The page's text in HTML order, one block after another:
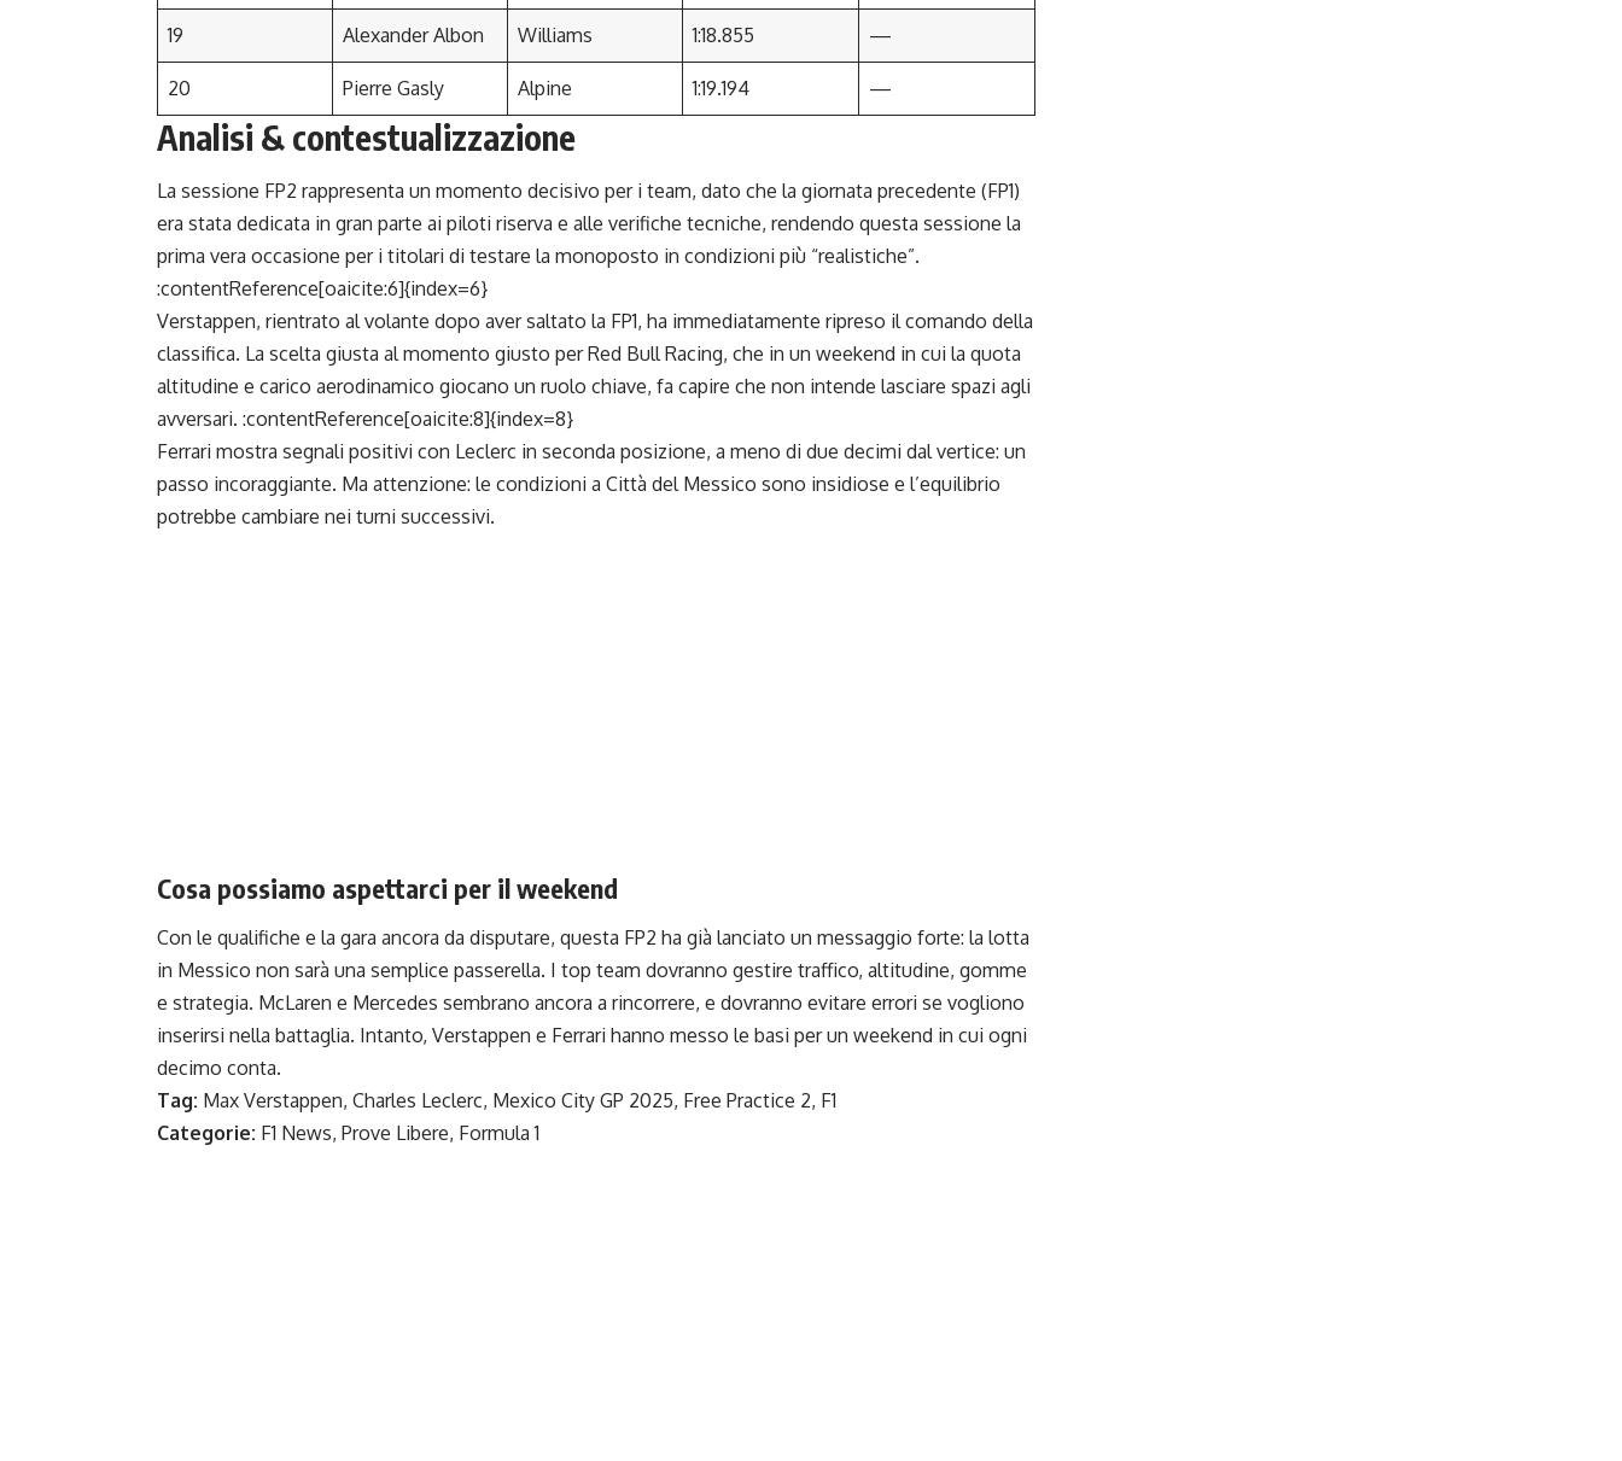
19 Alexander Albon Williams 1:18.855 —
20 Pierre Gasly Alpine 1:19.194 —
Analisi & contestualizzazione
La sessione FP2 rappresenta un momento decisivo per i team, dato che la giornata precedente (FP1)
era stata dedicata in gran parte ai piloti riserva e alle verifiche tecniche, rendendo questa sessione la
prima vera occasione per i titolari di testare la monoposto in condizioni più “realistiche”.
:contentReference[oaicite:6]{index=6}
Verstappen, rientrato al volante dopo aver saltato la FP1, ha immediatamente ripreso il comando della
classifica. La scelta giusta al momento giusto per Red Bull Racing, che in un weekend in cui la quota
altitudine e carico aerodinamico giocano un ruolo chiave, fa capire che non intende lasciare spazi agli
avversari. :contentReference[oaicite:8]{index=8}
Ferrari mostra segnali positivi con Leclerc in seconda posizione, a meno di due decimi dal vertice: un
passo incoraggiante. Ma attenzione: le condizioni a Città del Messico sono insidiose e l’equilibrio
potrebbe cambiare nei turni successivi.
Cosa possiamo aspettarci per il weekend
Con le qualifiche e la gara ancora da disputare, questa FP2 ha già lanciato un messaggio forte: la lotta
in Messico non sarà una semplice passerella. I top team dovranno gestire traffico, altitudine, gomme
e strategia. McLaren e Mercedes sembrano ancora a rincorrere, e dovranno evitare errori se vogliono
inserirsi nella battaglia. Intanto, Verstappen e Ferrari hanno messo le basi per un weekend in cui ogni
decimo conta.
Tag: Max Verstappen, Charles Leclerc, Mexico City GP 2025, Free Practice 2, F1
Categorie: F1 News, Prove Libere, Formula 1